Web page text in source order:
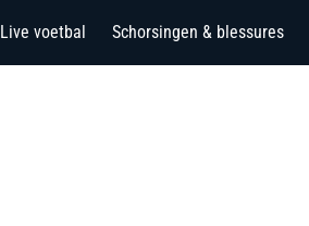
Live voetbal Schorsingen & blessures